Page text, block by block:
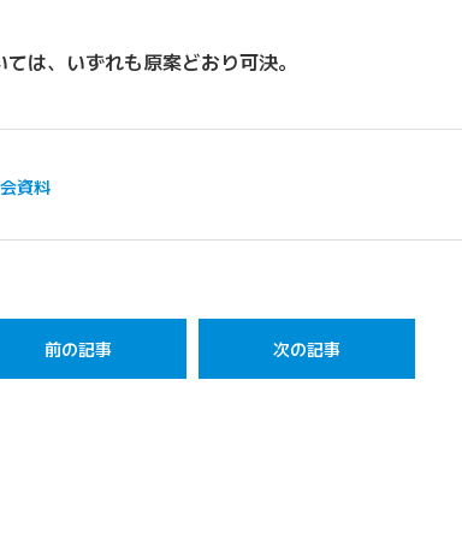
は、いずれも原案どおり可決。
資料
前の記事 次の記事